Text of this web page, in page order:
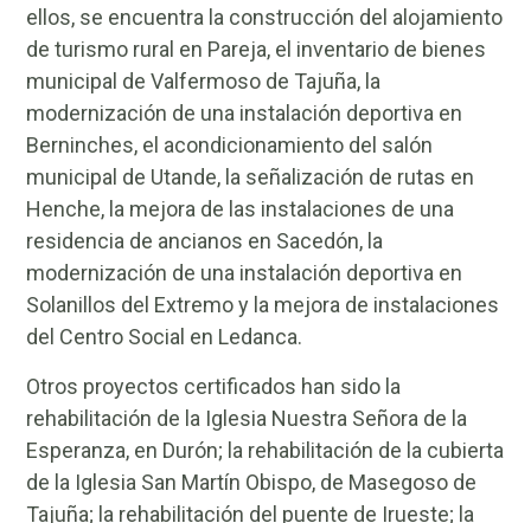
ellos, se encuentra la construcción del alojamiento
de turismo rural en Pareja, el inventario de bienes
municipal de Valfermoso de Tajuña, la
modernización de una instalación deportiva en
Berninches, el acondicionamiento del salón
municipal de Utande, la señalización de rutas en
Henche, la mejora de las instalaciones de una
residencia de ancianos en Sacedón, la
modernización de una instalación deportiva en
Solanillos del Extremo y la mejora de instalaciones
del Centro Social en Ledanca.
Otros proyectos certificados han sido la
rehabilitación de la Iglesia Nuestra Señora de la
Esperanza, en Durón; la rehabilitación de la cubierta
de la Iglesia San Martín Obispo, de Masegoso de
Tajuña; la rehabilitación del puente de Irueste; la